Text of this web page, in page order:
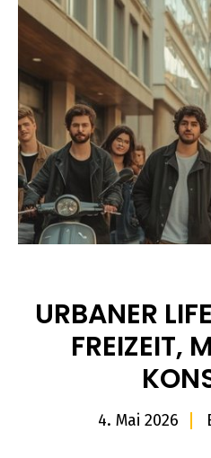
URBANER
FREIZEIT,
4. Mai 2026